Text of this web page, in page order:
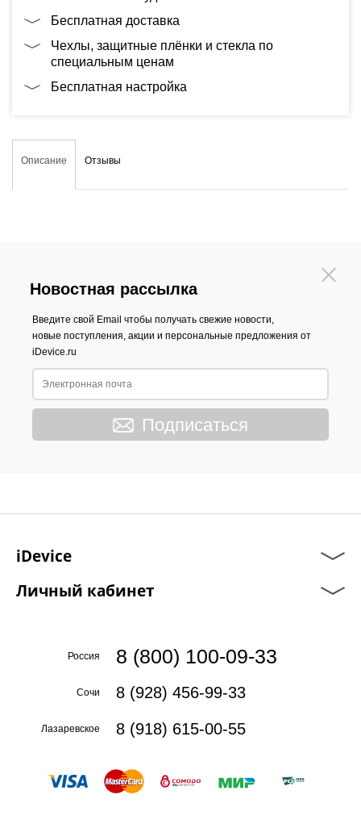
Бесплатная доставка
Чехлы, защитные плёнки и стекла по
специальным ценам
Бесплатная настройка
Описание Отзывы
Новостная рассылка
Введите свой Email чтобы получать свежие новости,
новые поступления, акции и персональные предложения от
iDevice.ru
Подписаться
iDevice
Личный кабинет
Россия 8 (800) 100-09-33
Сочи 8 (928) 456-99-33
Лазаревское 8 (918) 615-00-55